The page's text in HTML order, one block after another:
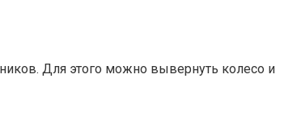
Для этого можно вывернуть колесо и